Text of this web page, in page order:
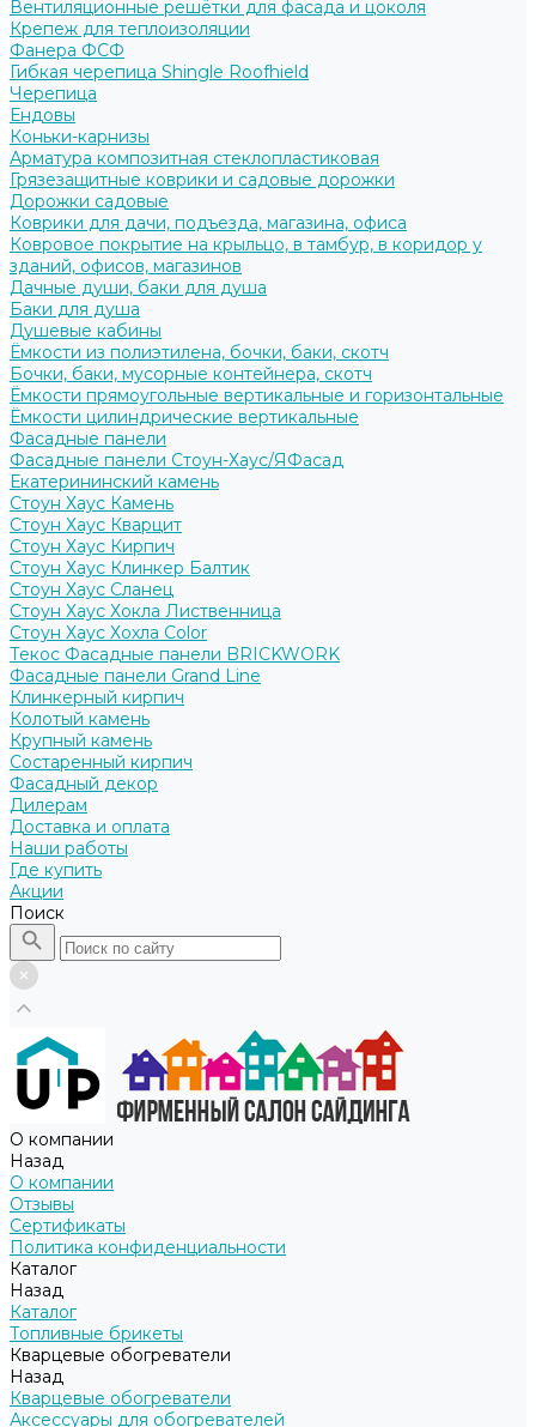
Вентиляционные решётки для фасада и цоколя
Крепеж для теплоизоляции
Фанера ФСФ
Гибкая черепица Shingle Roofhield
Черепица
Ендовы
Коньки-карнизы
Арматура композитная стеклопластиковая
Грязезащитные коврики и садовые дорожки
Дорожки садовые
Коврики для дачи, подъезда, магазина, офиса
Ковровое покрытие на крыльцо, в тамбур, в коридор у
зданий, офисов, магазинов
Дачные души, баки для душа
Баки для душа
Душевые кабины
Ёмкости из полиэтилена, бочки, баки, скотч
Бочки, баки, мусорные контейнера, скотч
Ёмкости прямоугольные вертикальные и горизонтальные
Ёмкости цилиндрические вертикальные
Фасадные панели
Фасадные панели Стоун-Хаус/ЯФасад
Екатерининский камень
Стоун Хаус Камень
Стоун Хаус Кварцит
Стоун Хаус Кирпич
Стоун Хаус Клинкер Балтик
Стоун Хаус Сланец
Стоун Хаус Хокла Лиственница
Стоун Хаус Хохла Color
Текос Фасадные панели BRICKWORK
Фасадные панели Grand Line
Клинкерный кирпич
Колотый камень
Крупный камень
Состаренный кирпич
Фасадный декор
Дилерам
Доставка и оплата
Наши работы
Где купить
Акции
Поиск
О компании
Назад
О компании
Отзывы
Сертификаты
Политика конфиденциальности
Каталог
Назад
Каталог
Топливные брикеты
Кварцевые обогреватели
Назад
Кварцевые обогреватели
Аксессуары для обогревателей